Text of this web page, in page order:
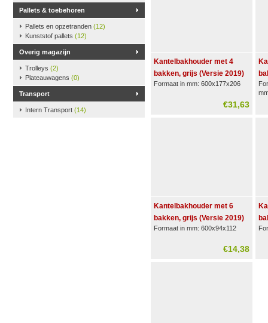
Pallets & toebehoren
Pallets en opzetranden (12)
Kunststof pallets (12)
Overig magazijn
Trolleys (2)
Plateauwagens (0)
Transport
Intern Transport (14)
Kantelbakhouder met 4
bakken, grijs (Versie 2019)
Formaat in mm: 600x177x206
€31,63
Kantelbakhouder met 6
bakken, grijs (Versie 2019)
Formaat in mm: 600x94x112
€14,38